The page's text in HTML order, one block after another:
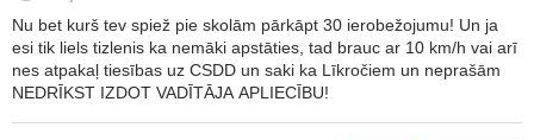
Nu bet kurš tev spiež pie skolām pārkāpt 30 ierobežojumu! Un ja
esi tik liels tizlenis ka nemāki apstāties, tad brauc ar 10 km/h vai arī
nes atpakaļ tiesības uz CSDD un saki ka Līkročiem un neprašām
NEDRĪKST IZDOT VADĪTĀJA APLIECĪBU!